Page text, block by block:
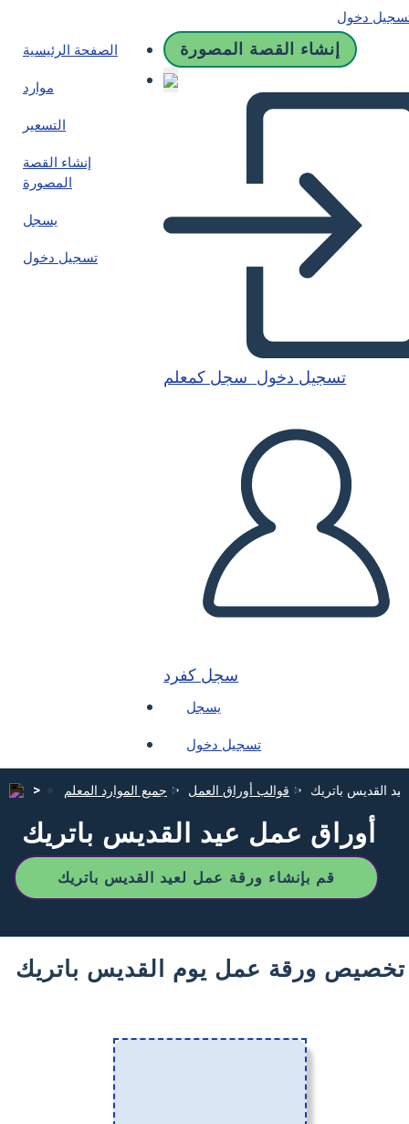
دخول
الصفحة الرئيسية
موارد
التسعير
إنشاء القصة
المصورة
يسجل
تسجيل دخول
إنشاء القصة المصورة
تسجيل دخول سجل كمعلم
سجل كفرد
يسجل
تسجيل دخول
جميع الموارد المعلم قوالب أوراق العمل القديس باتريك
أوراق عمل عيد القديس باتريك
قم بإنشاء ورقة عمل لعيد القديس باتريك
تخصيص ورقة عمل يوم القديس باتريك